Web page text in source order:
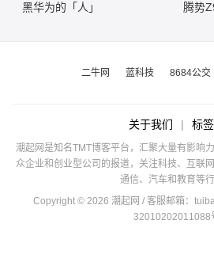
黑华为的「人」
腾势
二牛网 蓝科技 8684公交
关于我们 | 标
潮起网是知名TMT博客平台，汇聚大量有影响
众企业和创业型公司的报道，关注科技、互联
通信、汽车和教育等行
Copyright © 2026 潮起网 / 客服邮箱：
32010202011088